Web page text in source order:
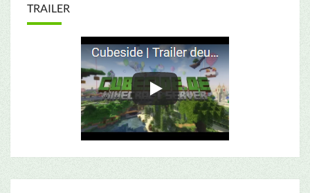
TRAILER